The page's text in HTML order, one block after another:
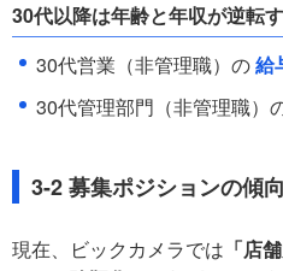
30代以降は年齢と年収が逆転
30代営業（非管理職）の給
30代管理部門（非管理職）
3-2 募集ポジションの傾向
現在、ビックカメラでは 「店